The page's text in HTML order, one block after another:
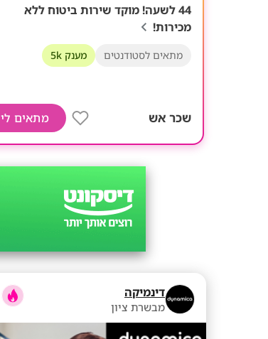
44 לשעה! מוקד שירות ביטוח ללא
מכירות!
מתאים לסטודנטים מענק 5k
שכר אש מתאים לי
דינמיקה
מבשרת ציון